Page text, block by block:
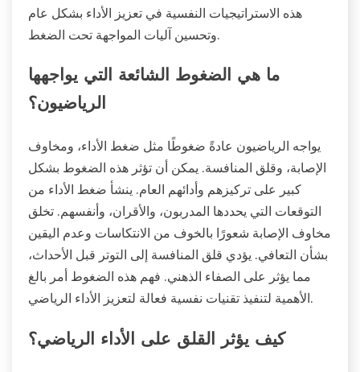
هذه الاستراتيجيات النفسية في تعزيز الأداء بشكل عام
وتحسين آليات المواجهة تحت الضغط.
ما هي الضغوط الشائعة التي يواجهها
الرياضيون؟
يواجه الرياضيون عادةً ضغوطًا مثل ضغط الأداء، ومخاوف
الإصابة، وقلق المنافسة. يمكن أن تؤثر هذه الضغوط بشكل
كبير على تركيزهم وأدائهم العام. ينشأ ضغط الأداء من
التوقعات التي يحددها المدربون، والأقران، وأنفسهم. تخلق
مخاوف الإصابة شعورًا بالخوف من الانتكاسات وعدم اليقين
بشأن التعافي. يؤدي قلق المنافسة إلى التوتر قبل الأحداث،
مما يؤثر على الصفاء الذهني. فهم هذه الضغوط أمر بالغ
الأهمية لتنفيذ تقنيات نفسية فعالة لتعزيز الأداء الرياضي.
كيف يؤثر القلق على الأداء الرياضي؟